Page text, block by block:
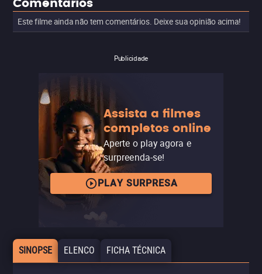
Este filme ainda não tem comentários. Deixe sua opinião acima!
Publicidade
Assista a filmes
completos online
Aperte o play agora e
surpreenda-se!
PLAY SURPRESA
SINOPSE ELENCO FICHA TÉCNICA